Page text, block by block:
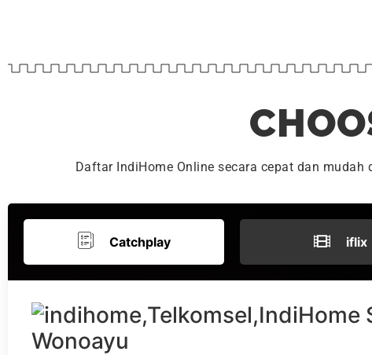
Daftar IndiHome Online secara cepat dan
Catchplay iflix